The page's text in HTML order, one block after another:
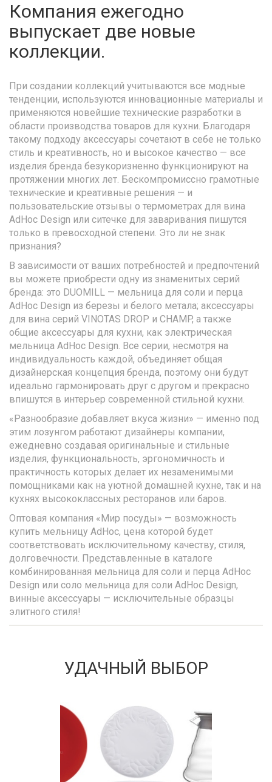
Компания ежегодно
выпускает две новые
коллекции.
При создании коллекций учитываются все модные
тенденции, используются инновационные материалы и
применяются новейшие технические разработки в
области производства товаров для кухни. Благодаря
такому подходу аксессуары сочетают в себе не только
стиль и креативность, но и высокое качество — все
изделия бренда безукоризненно функционируют на
протяжении многих лет. Бескомпромиссно грамотные
технические и креативные решения — и
пользовательские отзывы о термометрах для вина
AdHoc Design или ситечке для заваривания пишутся
только в превосходной степени. Это ли не знак
признания?
В зависимости от ваших потребностей и предпочтений
вы можете приобрести одну из знаменитых серий
бренда: это DUOMILL — мельница для соли и перца
AdHoc Design из березы и белого метала; аксессуары
для вина серий VINOTAS DROP и CHAMP, а также
общие аксессуары для кухни, как электрическая
мельница AdHoc Design. Все серии, несмотря на
индивидуальность каждой, объединяет общая
дизайнерская концепция бренда, поэтому они будут
идеально гармонировать друг с другом и прекрасно
впишутся в интерьер современной стильной кухни.
«Разнообразие добавляет вкуса жизни» — именно под
этим лозунгом работают дизайнеры компании,
ежедневно создавая оригинальные и стильные
изделия, функциональность, эргономичность и
практичность которых делает их незаменимыми
помощниками как на уютной домашней кухне, так и на
кухнях высококлассных ресторанов или баров.
Оптовая компания «Мир посуды» — возможность
купить мельницу AdHoc, цена которой будет
соответствовать исключительному качеству, стиля,
долговечности. Представленные в каталоге
комбинированная мельница для соли и перца AdHoc
Design или соло мельница для соли AdHoc Design,
винные аксессуары — исключительные образцы
элитного стиля!
УДАЧНЫЙ ВЫБОР